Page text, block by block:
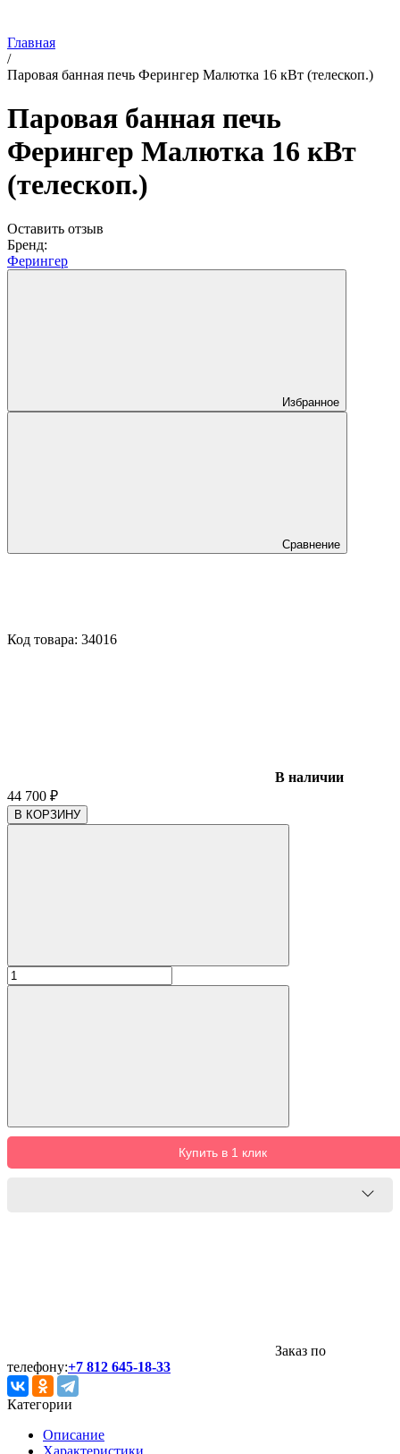
Главная
/
Паровая банная печь Ферингер Малютка 16 кВт (телескоп.)
Паровая банная печь
Ферингер Малютка 16 кВт
(телескоп.)
Оставить отзыв
Бренд:
Ферингер
Избранное
Сравнение
Код товара: 34016
В наличии
44 700 ₽
В КОРЗИНУ
Купить в 1 клик
Заказ по
телефону:+7 812 645-18-33
Категории
Описание